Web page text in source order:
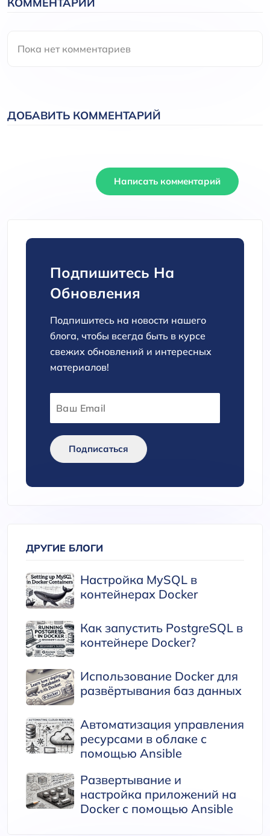
Пока нет комментариев
ДОБАВИТЬ КОММЕНТАРИЙ
Написать комментарий
Подпишитесь На
Обновления
Подпишитесь на новости нашего
блога, чтобы всегда быть в курсе
свежих обновлений и интересных
материалов!
Подписаться
ДРУГИЕ БЛОГИ
Настройка MySQL в
контейнерах Docker
Как запустить PostgreSQL в
контейнере Docker?
Использование Docker для
развёртывания баз данных
Автоматизация управления
ресурсами в облаке с
помощью Ansible
Развертывание и
настройка приложений на
Docker с помощью Ansible